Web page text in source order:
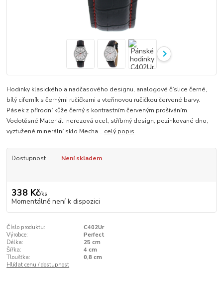
Hodinky klasického a nadčasového designu, analogové číslice černé,
bílý ciferník s černými ručičkami a vteřinovou ručičkou červené barvy.
Pásek z přírodní kůže černý s kontrastním červeným prošíváním.
Vodotěsné Materiál: nerezová ocel, stříbrný design, pozinkované dno,
vyztužené minerální sklo Mecha... celý popis
Dostupnost Není skladem
338 Kč/ks
Momentálně není k dispozici
Číslo produktu:
C402Ur
Výrobce:
Perfect
Délka:
25 cm
Šířka:
4 cm
Tloušťka:
0,8 cm
Hlídat cenu / dostupnost